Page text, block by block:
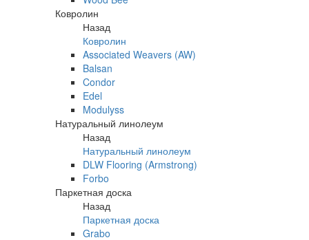
Ковролин
Назад
Ковролин
Associated Weavers (AW)
Balsan
Condor
Edel
Modulyss
Натуральный линолеум
Назад
Натуральный линолеум
DLW Flooring (Armstrong)
Forbo
Паркетная доска
Назад
Паркетная доска
Grabo